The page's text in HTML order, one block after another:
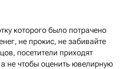
которого было потрачено
не прокис, не забивайте
посетители приходят
не чтобы оценить ювелирную